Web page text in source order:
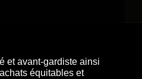
et avant-gardiste ainsi
équitables et